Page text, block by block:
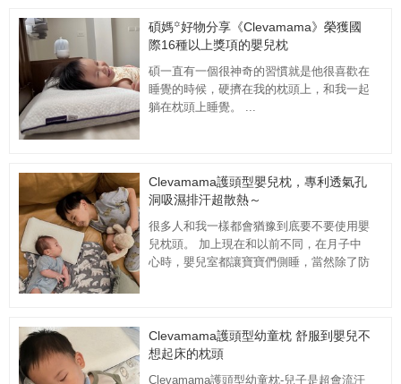
碩媽꙳好物分享《Clevamama》榮獲國
際16種以上獎項的嬰兒枕
碩一直有一個很神奇的習慣就是他很喜歡在
睡覺的時候，硬擠在我的枕頭上，和我一起
躺在枕頭上睡覺。 ...
Clevamama護頭型嬰兒枕，專利透氣孔
洞吸濕排汗超散熱～
很多人和我一樣都會猶豫到底要不要使用嬰
兒枕頭。 加上現在和以前不同，在月子中
心時，嬰兒室都讓寶寶們側睡，當然除了防
Clevamama護頭型幼童枕 舒服到嬰兒不
想起床的枕頭
Clevamama護頭型幼童枕-兒子是超會流汗